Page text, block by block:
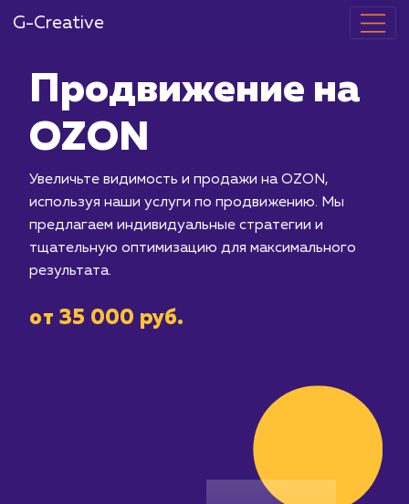
G-Creative
OZON
Увеличьте видимость и продажи на
используя наши услуги по
предлагаем индивидуальные
от 35 000 руб.